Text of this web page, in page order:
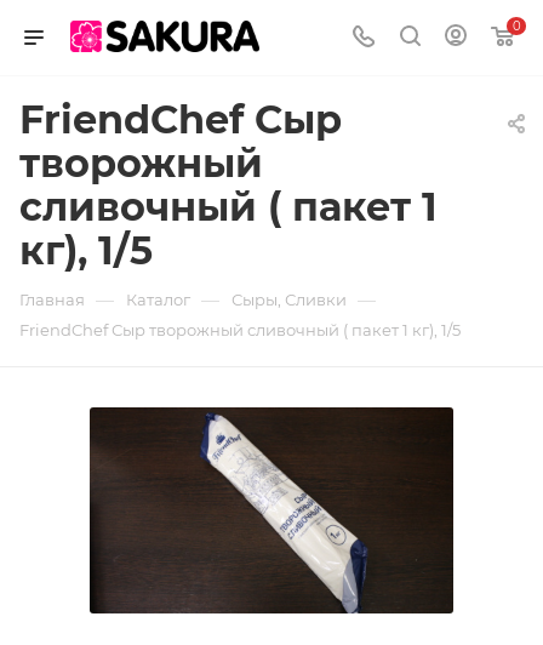
0
FriendChef Сыр
творожный
сливочный ( пакет 1
кг), 1/5
Главная — Каталог — Сыры, Сливки —
FriendChef Сыр творожный сливочный ( пакет 1 кг), 1/5